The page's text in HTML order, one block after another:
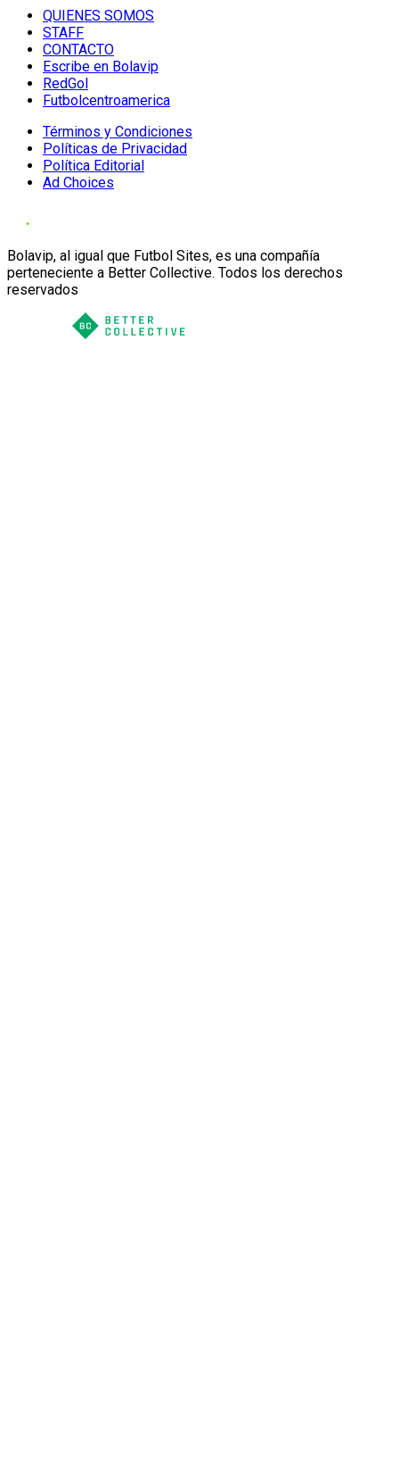
QUIENES SOMOS
STAFF
CONTACTO
Escribe en Bolavip
RedGol
Futbolcentroamerica
Términos y Condiciones
Políticas de Privacidad
Política Editorial
Ad Choices
Bolavip, al igual que Futbol Sites, es una compañía
perteneciente a Better Collective. Todos los derechos
reservados